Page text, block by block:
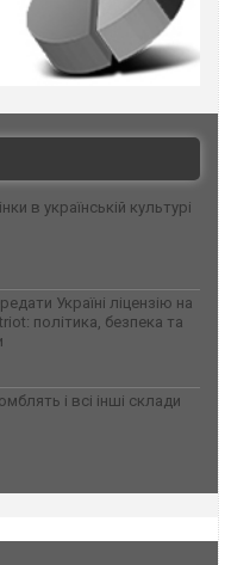
в українській культурі
Україні ліцензію на
політика, безпека та
і всі інші склади